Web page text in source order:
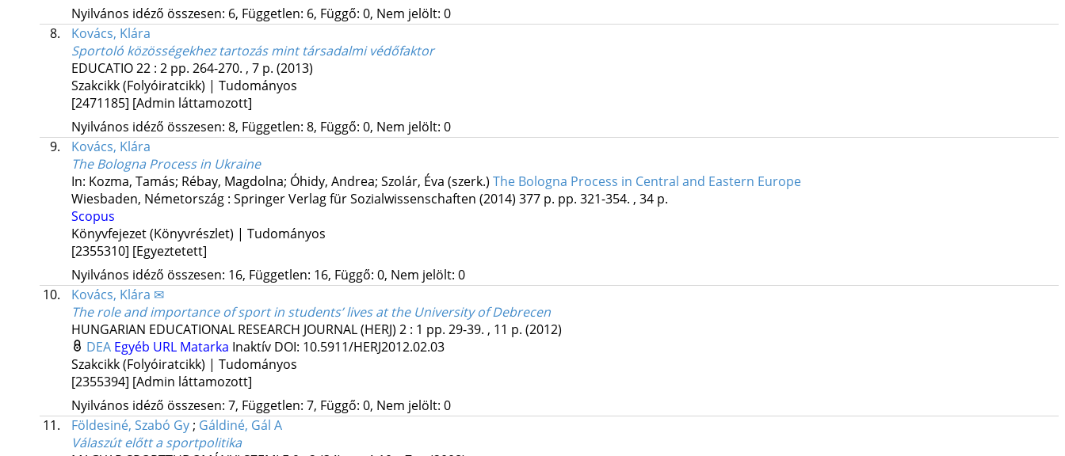
Nyilvános idéző összesen: 6, Független: 6, Függő: 0, Nem jelölt: 0
8.
Kovács, Klára
Sportoló közösségekhez tartozás mint társadalmi védőfaktor
EDUCATIO22: 2 pp. 264-270. , 7 p. (2013)
Szakcikk (Folyóiratcikk) | Tudományos
[2471185] [Admin láttamozott]
Nyilvános idéző összesen: 8, Független: 8, Függő: 0, Nem jelölt: 0
9.
Kovács, Klára
The Bologna Process in Ukraine
In: Kozma, Tamás; Rébay, Magdolna; Óhidy, Andrea; Szolár, Éva (szerk.) The Bologna Process in Central and Eastern Europe
Wiesbaden, Németország : Springer Verlag für Sozialwissenschaften (2014) 377 p. pp. 321-354. , 34 p.
Scopus
Könyvfejezet (Könyvrészlet) | Tudományos
[2355310] [Egyeztetett]
Nyilvános idéző összesen: 16, Független: 16, Függő: 0, Nem jelölt: 0
10.
Kovács, Klára ✉
The role and importance of sport in students’ lives at the University of Debrecen
HUNGARIAN EDUCATIONAL RESEARCH JOURNAL (HERJ) 2: 1 pp. 29-39. , 11 p. (2012)
DEA Egyéb URL Matarka Inaktív DOI: 10.5911/HERJ2012.02.03
Szakcikk (Folyóiratcikk) | Tudományos
[2355394] [Admin láttamozott]
Nyilvános idéző összesen: 7, Független: 7, Függő: 0, Nem jelölt: 0
11.
Földesiné, Szabó Gy; Gáldiné, Gál A
Válaszút előtt a sportpolitika